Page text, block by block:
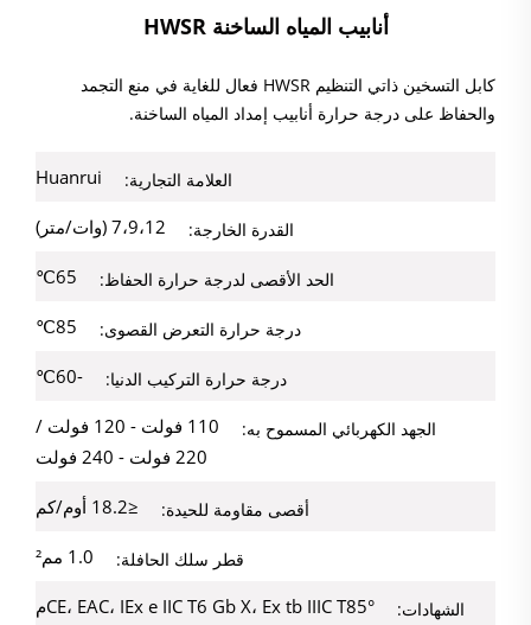
أنابيب المياه الساخنة HWSR
كابل التسخين ذاتي التنظيم HWSR فعال للغاية في منع التجمد
والحفاظ على درجة حرارة أنابيب إمداد المياه الساخنة.
العلامة التجارية: Huanrui
القدرة الخارجة: 7،9،12 (وات/متر)
الحد الأقصى لدرجة حرارة الحفاظ: 65℃
درجة حرارة التعرض القصوى: 85℃
درجة حرارة التركيب الدنيا: -60℃
الجهد الكهربائي المسموح به:
110 فولت - 120 فولت /
220 فولت - 240 فولت
أقصى مقاومة للحيدة: ≤18.2 أوم/كم
قطر سلك الحافلة: 1.0 مم²
الشهادات:
CE، EAC، IEx e IIC T6 Gb X، Ex tb IIIC T85°م